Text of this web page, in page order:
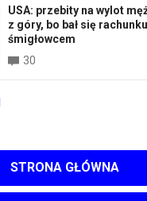
USA: przebity na wylot
z góry, bo bał się
śmigłowcem
30
STRONA GŁÓWNA